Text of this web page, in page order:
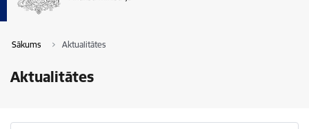
Sākums Aktualitātes
Aktualitātes